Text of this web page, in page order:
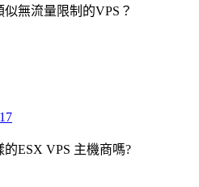
無流量限制的VPS？
ESX VPS 主機商嗎?